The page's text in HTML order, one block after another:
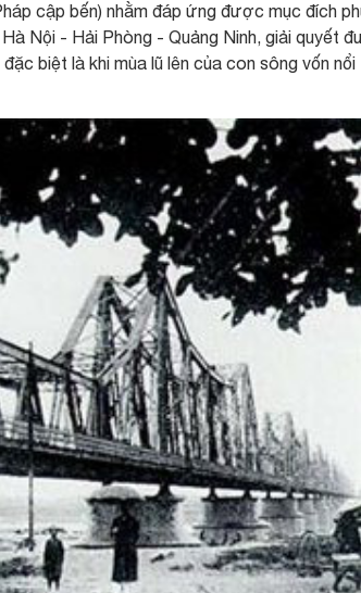
cập bến) nhằm đáp ứng được mục đích
Nội - Hải Phòng - Quảng Ninh, giải quyết
biệt là khi mùa lũ lên của con sông vốn nổi